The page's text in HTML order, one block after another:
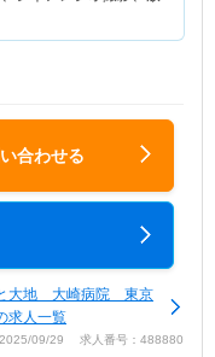
合わせる
大地 大崎病院 東京
求人一覧
2025/09/29 求人番号：488880